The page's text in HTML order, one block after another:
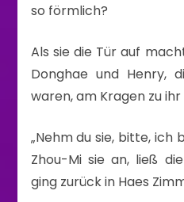
so förmlich?
Als sie die Tür auf
Donghae und Henry,
waren, am Kragen zu
„Nehm du sie, bitte, ich
Zhou-Mi sie an, ließ
ging zurück in Haes